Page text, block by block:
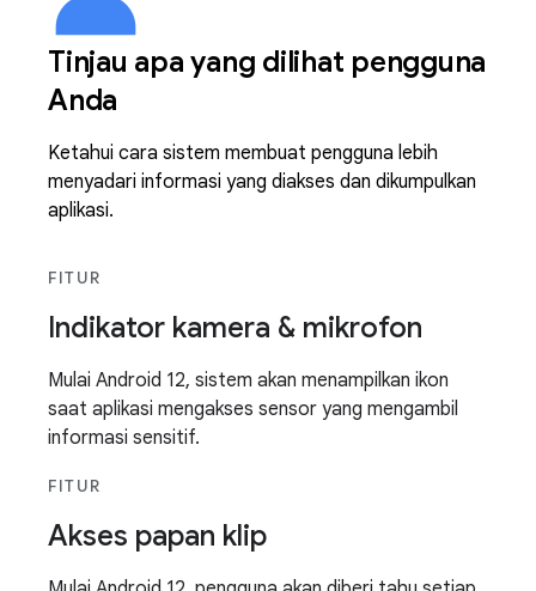
Tinjau apa yang dilihat pengguna
Anda
Ketahui cara sistem membuat pengguna lebih
menyadari informasi yang diakses dan dikumpulkan
aplikasi.
FITUR
Indikator kamera & mikrofon
Mulai Android 12, sistem akan menampilkan ikon
saat aplikasi mengakses sensor yang mengambil
informasi sensitif.
FITUR
Akses papan klip